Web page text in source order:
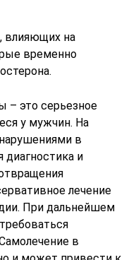
влияющих на
временно
– это серьезное
у мужчин. На
в
диагностика и
лечение
При дальнейшем
в